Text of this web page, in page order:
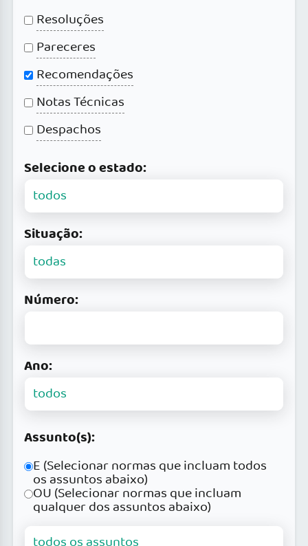
Resoluções
Pareceres
Recomendações
Notas Técnicas
Despachos
Selecione o estado:
Situação:
Número:
Ano:
Assunto(s):
E (Selecionar normas que incluam todos
os assuntos abaixo)
OU (Selecionar normas que incluam
qualquer dos assuntos abaixo)